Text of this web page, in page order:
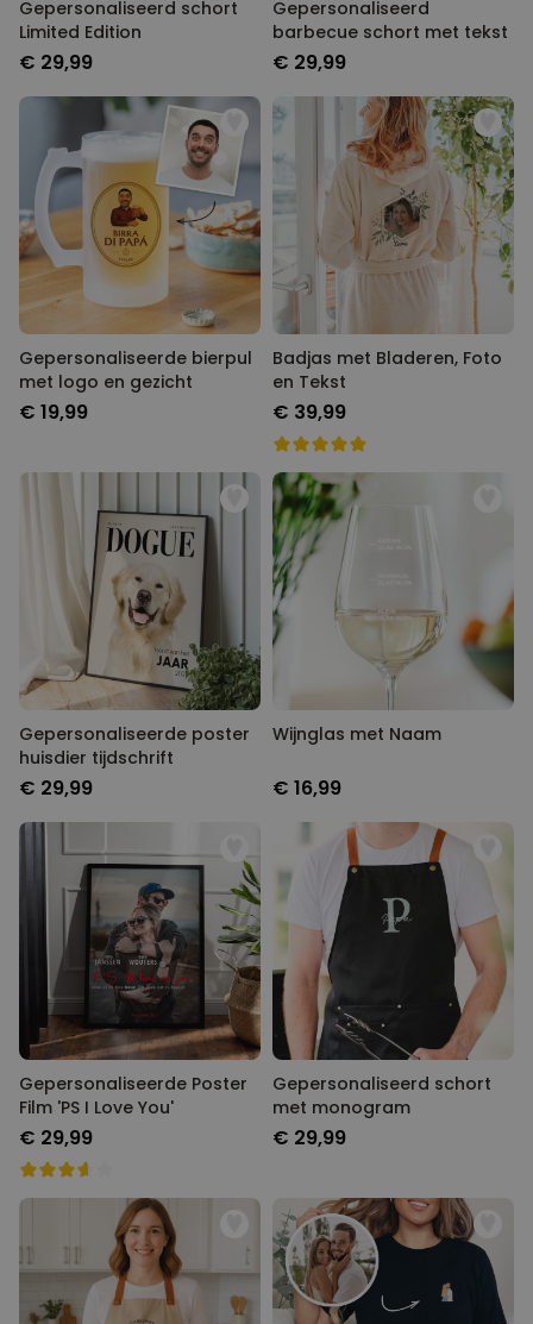
Gepersonaliseerd schort
Limited Edition
€ 29,99
Gepersonaliseerd
barbecue schort met tekst
€ 29,99
Gepersonaliseerde bierpul
met logo en gezicht
€ 19,99
Badjas met Bladeren, Foto
en Tekst
€ 39,99
Gepersonaliseerde poster
huisdier tijdschrift
€ 29,99
Wijnglas met Naam
€ 16,99
Gepersonaliseerde Poster
Film 'PS I Love You'
€ 29,99
Gepersonaliseerd schort
met monogram
€ 29,99